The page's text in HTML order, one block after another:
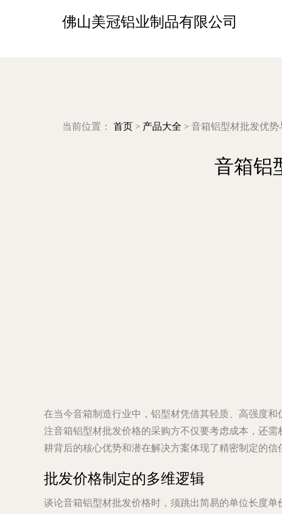
佛山美冠铝业制品有限公司
当前位置： 首页 > 产品大全 > 音箱铝型材批发优
音箱铝
在当今音箱制造行业中，铝型材凭借其轻质、高强度
注音箱铝型材批发价格的采购方不仅要考虑成本，还
耕背后的核心优势和潜在解决方案体现了精密制定的
批发价格制定的多维逻辑
谈论音箱铝型材批发价格时，须跳出简易的单位长度单